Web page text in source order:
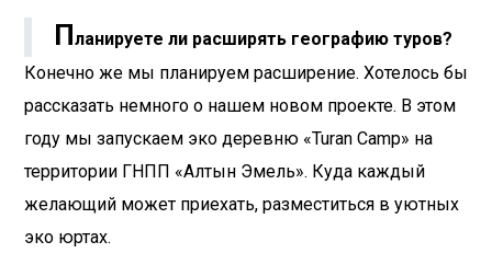
Планируете ли расширять географию туров?
Конечно же мы планируем расширение. Хотелось бы
рассказать немного о нашем новом проекте. В этом
году мы запускаем эко деревню «Turan Camp» на
территории ГНПП «Алтын Эмель». Куда каждый
желающий может приехать, разместиться в уютных
эко юртах.